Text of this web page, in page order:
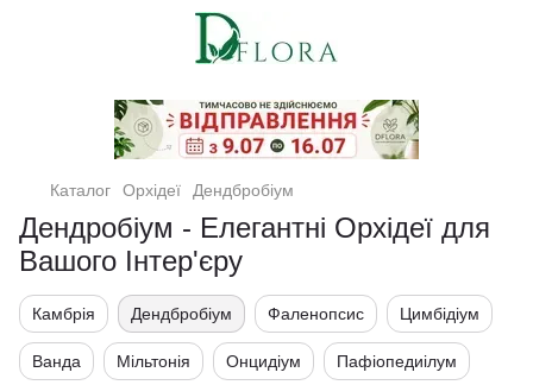
Кімнатні рослини та квіти
Каталог Орхідеї Дендбробіум
Дендробіум - Елегантні Орхідеї для
Вашого Інтер'єру
Камбрія Дендбробіум Фаленопсис Цимбідіум
Ванда Мільтонія Онцидіум Пафіопедиілум